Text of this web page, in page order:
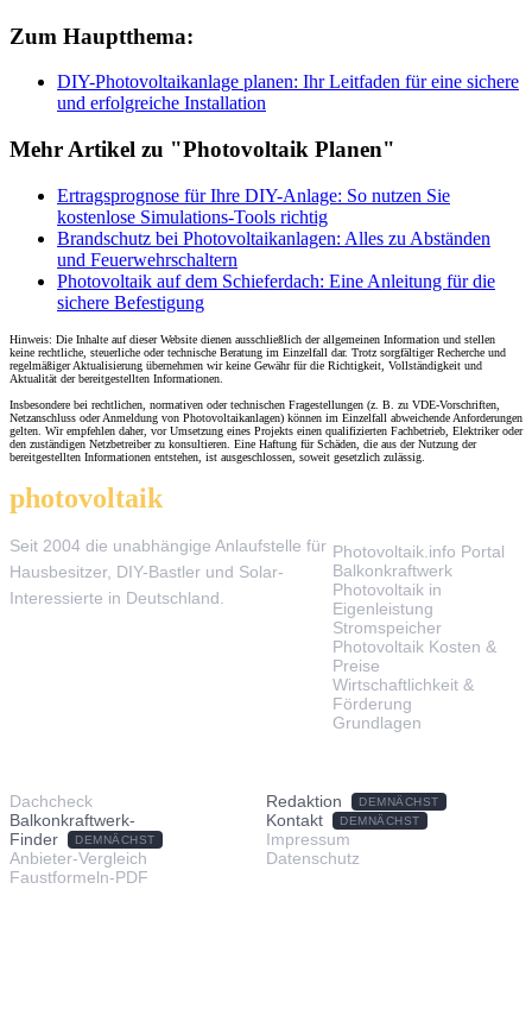
Zum Hauptthema:
DIY-Photovoltaikanlage planen: Ihr Leitfaden für eine sichere
und erfolgreiche Installation
Mehr Artikel zu "Photovoltaik Planen"
Ertragsprognose für Ihre DIY-Anlage: So nutzen Sie
kostenlose Simulations-Tools richtig
Brandschutz bei Photovoltaikanlagen: Alles zu Abständen
und Feuerwehrschaltern
Photovoltaik auf dem Schieferdach: Eine Anleitung für die
sichere Befestigung
Hinweis: Die Inhalte auf dieser Website dienen ausschließlich der allgemeinen Information und stellen
keine rechtliche, steuerliche oder technische Beratung im Einzelfall dar. Trotz sorgfältiger Recherche und
regelmäßiger Aktualisierung übernehmen wir keine Gewähr für die Richtigkeit, Vollständigkeit und
Aktualität der bereitgestellten Informationen.
Insbesondere bei rechtlichen, normativen oder technischen Fragestellungen (z. B. zu VDE-Vorschriften,
Netzanschluss oder Anmeldung von Photovoltaikanlagen) können im Einzelfall abweichende Anforderungen
gelten. Wir empfehlen daher, vor Umsetzung eines Projekts einen qualifizierten Fachbetrieb, Elektriker oder
den zuständigen Netzbetreiber zu konsultieren. Eine Haftung für Schäden, die aus der Nutzung der
bereitgestellten Informationen entstehen, ist ausgeschlossen, soweit gesetzlich zulässig.
photovoltaik
Seit 2004 die unabhängige Anlaufstelle für
Hausbesitzer, DIY-Bastler und Solar-
Interessierte in Deutschland.
Photovoltaik.info Portal
Balkonkraftwerk
Photovoltaik in
Eigenleistung
Stromspeicher
Photovoltaik Kosten &
Preise
Wirtschaftlichkeit &
Förderung
Grundlagen
Dachcheck
Balkonkraftwerk-
Finder
DEMNÄCHST
Anbieter-Vergleich
Faustformeln-PDF
Redaktion DEMNÄCHST
Kontakt DEMNÄCHST
Impressum
Datenschutz